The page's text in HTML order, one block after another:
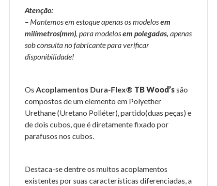
Atenção:
– Mantemos em estoque apenas os modelosem
milímetros(mm), para modelosem polegadas, apenas
sob consulta no fabricante para verificar
disponibilidade!
Os Acoplamentos Dura-Flex® TB Wood’s são
compostos de um elemento em Polyether
Urethane (Uretano Poliéter), partido(duas peças) e
de dois cubos, que é diretamente fixado por
parafusos nos cubos.
Destaca-se dentre os muitos acoplamentos
existentes por suas características diferenciadas, a